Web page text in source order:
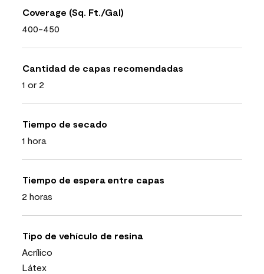
Coverage (Sq. Ft./Gal)
400-450
Cantidad de capas recomendadas
1 or 2
Tiempo de secado
1 hora
Tiempo de espera entre capas
2 horas
Tipo de vehículo de resina
Acrílico
Látex